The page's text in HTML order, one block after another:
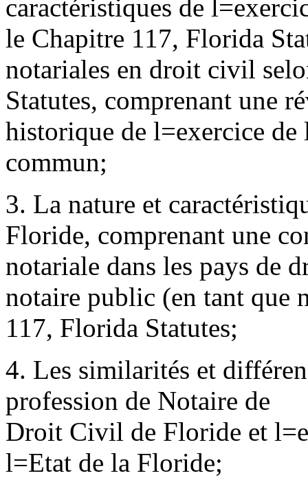
caractéristiques de l=
le Chapitre 117, Florida
notariales en droit civil
Statutes, comprenant une
historique de l=exercice
commun;
3. La nature et
Floride, comprenant une
notariale dans les pays de
notaire public (en tant que
117, Florida Statutes;
4. Les similarités et
profession de Notaire de
Droit Civil de Floride et l=
l=Etat de la Floride;